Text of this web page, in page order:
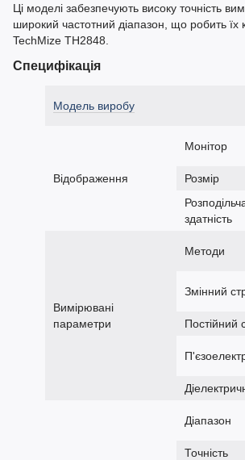
Ці моделі забезпечують високу точність
широкий частотний діапазон, що робить їх
TechMize TH2848.
Специфікація
Модель виробу
Відображення
Монітор
Розмір
здатність
Вимірювані
параметри
Методи
Змінний
Постійний
Діапазон
Точність